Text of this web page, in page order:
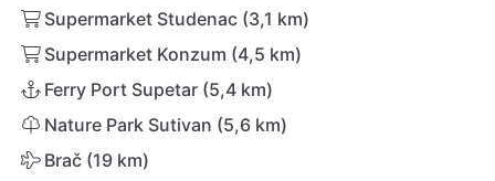
Supermarket Studenac (3,1 km)
Supermarket Konzum (4,5 km)
Ferry Port Supetar (5,4 km)
Nature Park Sutivan (5,6 km)
Brač (19 km)